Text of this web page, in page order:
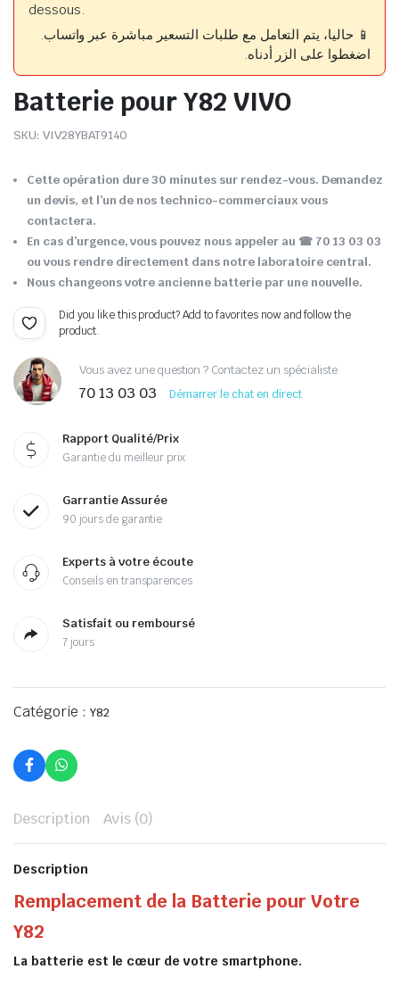
dessous.
📱 حاليا، يتم التعامل مع طلبات التسعير مباشرة عبر واتساب.
اضغطوا على الزر أدناه.
Batterie pour Y82 VIVO
SKU: VIV28YBAT9140
Cette opération dure 30 minutes sur rendez-vous. Demandez
un devis, et l’un de nos technico-commerciaux vous
contactera.
En cas d’urgence, vous pouvez nous appeler au ☎ 70 13 03 03
ou vous rendre directement dans notre laboratoire central.
Nous changeons votre ancienne batterie par une nouvelle.
Did you like this product? Add to favorites now and follow the
product.
Vous avez une question ? Contactez un spécialiste
70 13 03 03 Démarrer le chat en direct
Rapport Qualité/Prix
Garantie du meilleur prix
Garrantie Assurée
90 jours de garantie
Experts à votre écoute
Conseils en transparences
Satisfait ou remboursé
7 jours
Catégorie : Y82
Description Avis (0)
Description
Remplacement de la Batterie pour Votre
Y82
La batterie est le cœur de votre smartphone.